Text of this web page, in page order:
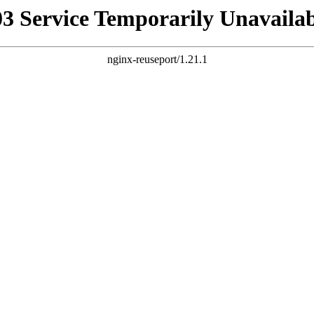
Service Temporarily
nginx-reuseport/1.21.1